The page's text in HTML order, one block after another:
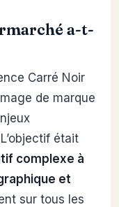
a-t-
Carré Noir
de marque
était
complexe à
et
sur tous les